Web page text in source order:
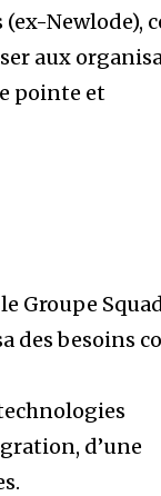
Newlode),
aux
pointe et
Groupe
des besoins
d’une